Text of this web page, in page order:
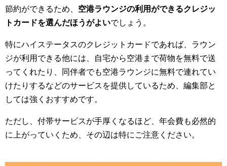
節約ができるため、 空港ラウンジの利用ができるクレジッ
トカードを選んだほうがよいでしょう。
特にハイステータスのクレジットカードであれば、ラウン
ジが利用できる他には、自宅から空港まで荷物を無料で送
ってくれたり、同伴者でも空港ラウンジに無料で連れてい
けたりするなどのサービスを提供しているため、編集部と
しては強くおすすめです。
ただし、付帯サービスが手厚くなるほど、年会費も必然的
に上がっていくため、その辺は特にご注意ください。